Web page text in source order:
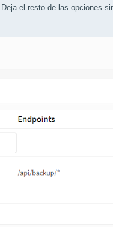
el resto de las opciones